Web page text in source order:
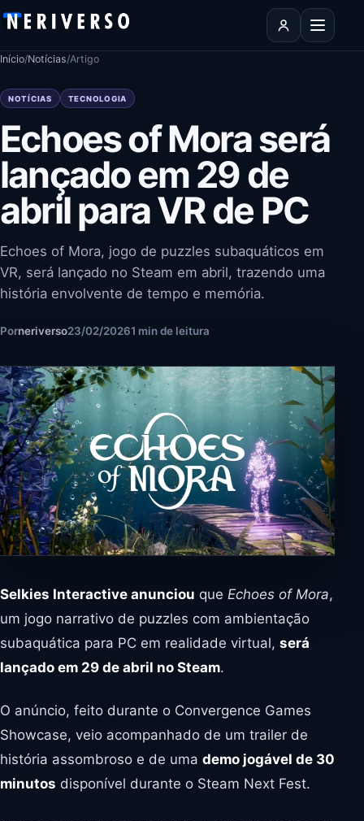
Pular para o conteúdo
Abrir
Início/Notícias/Artigo
NOTÍCIAS TECNOLOGIA
Echoes of Mora será
lançado em 29 de
abril para VR de PC
Echoes of Mora, jogo de puzzles subaquáticos em
VR, será lançado no Steam em abril, trazendo uma
história envolvente de tempo e memória.
Porneriverso23/02/20261 min de leitura
Selkies Interactive anunciou que Echoes of Mora,
um jogo narrativo de puzzles com ambientação
subaquática para PC em realidade virtual, será
lançado em 29 de abril no Steam.
O anúncio, feito durante o Convergence Games
Showcase, veio acompanhado de um trailer de
história assombroso e de uma demo jogável de 30
minutos disponível durante o Steam Next Fest.